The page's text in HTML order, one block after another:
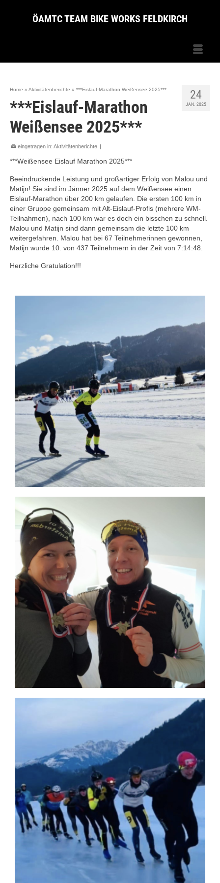
ÖAMTC TEAM BIKE WORKS FELDKIRCH
24
JAN. 2025
Home » Aktivitätenberichte » ***Eislauf-Marathon Weißensee 2025***
***Eislauf-Marathon
Weißensee 2025***
eingetragen in: Aktivitätenberichte |
***Weißensee Eislauf Marathon 2025***
Beeindruckende Leistung und großartiger Erfolg von Malou und
Matijn! Sie sind im Jänner 2025 auf dem Weißensee einen
Eislauf-Marathon über 200 km gelaufen. Die ersten 100 km in
einer Gruppe gemeinsam mit Alt-Eislauf-Profis (mehrere WM-
Teilnahmen), nach 100 km war es doch ein bisschen zu schnell.
Malou und Matijn sind dann gemeinsam die letzte 100 km
weitergefahren. Malou hat bei 67 Teilnehmerinnen gewonnen,
Matijn wurde 10. von 437 Teilnehmern in der Zeit von 7:14:48.
Herzliche Gratulation!!!